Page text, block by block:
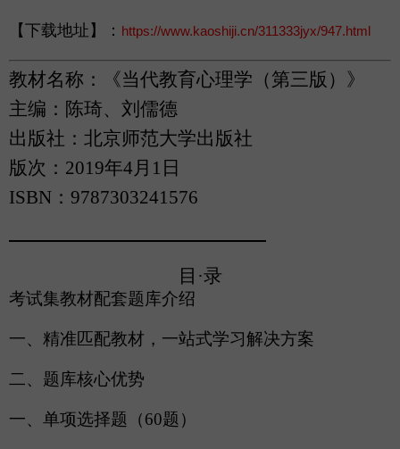
【下载地址 】： https://www.kaoshiji.cn/311333jyx/947.html
教材名称：《当代教育心理学 （第三版 ） 》
主编：陈琦、刘儒德
出版社：北京师范大学出版社
版次： 2019年4月1日
ISBN：9787303241576
目 ·录
考试集教材配套题库介绍
一、精准匹配教材，一站式学习解决方案
二、题库核心优势
一、单项选择题（60题）